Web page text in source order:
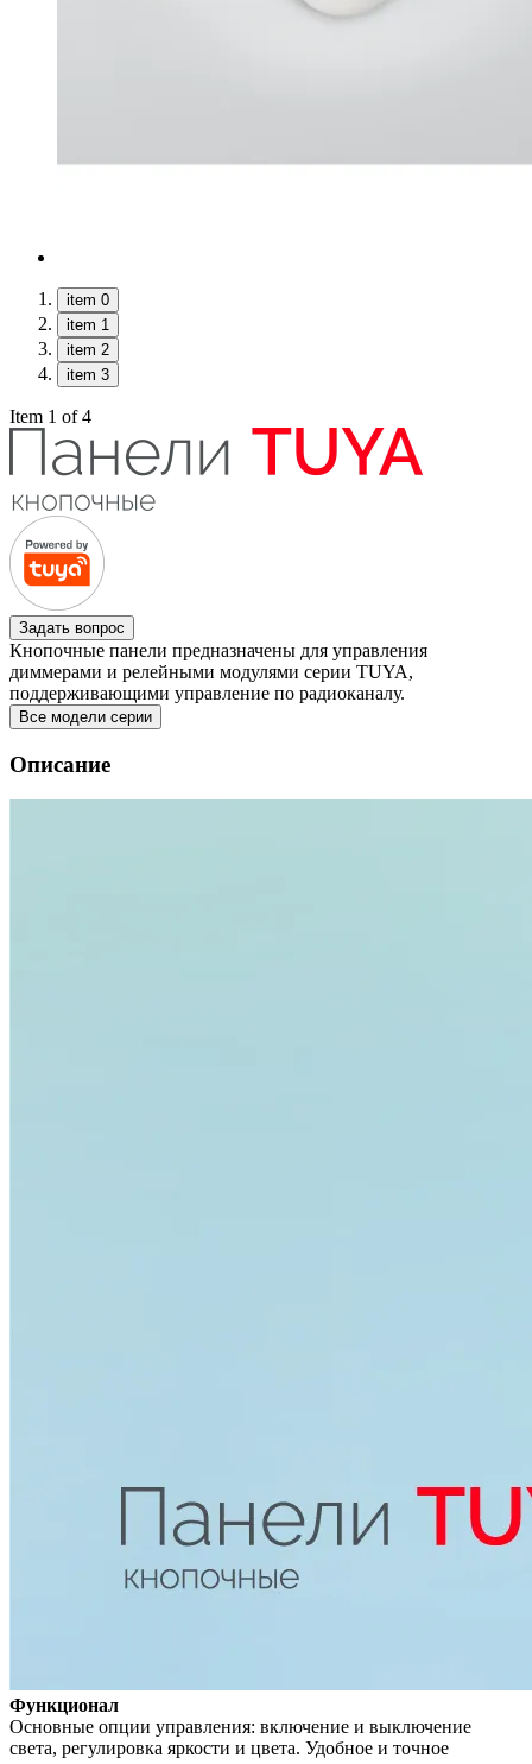
item 0
item 1
item 2
item 3
Item 1 of 4
Задать вопрос
Кнопочные панели предназначены для управления
диммерами и релейными модулями серии TUYA,
поддерживающими управление по радиоканалу.
Все модели серии
Описание
Функционал
Основные опции управления: включение и выключение
света, регулировка яркости и цвета. Удобное и точное